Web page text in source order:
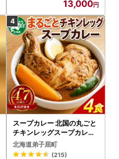
13,000
スープカレー 北国の丸ごと
チキンレッグスープカレー
4個 3739
北海道弟子屈町
(215)